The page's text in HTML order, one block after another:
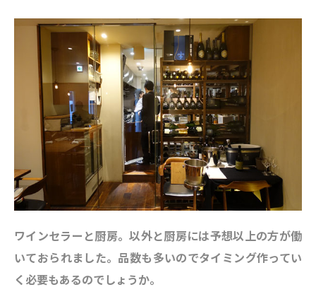
ワインセラーと厨房。以外と厨房には予想以上の方が働
いておられました。品数も多いのでタイミング作ってい
く必要もあるのでしょうか。